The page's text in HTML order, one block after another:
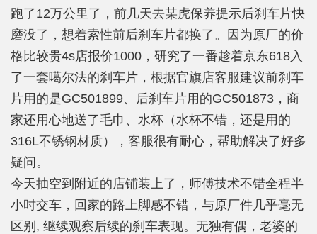
跑了12万公里了，前几天去某虎保养提示后刹车片快
磨没了，想着索性前后刹车片都换了。因为原厂的价
格比较贵4s店报价1000，研究了一番趁着京东618入
了一套噶尔法的刹车片，根据官旗店客服建议前刹车
片用的是GC501899、后刹车片用的GC501873，商
家还用心地送了毛巾、水杯（水杯不错，还是用的
316L不锈钢材质），客服很有耐心，帮助解决了好多
疑问。
今天抽空到附近的店铺装上了，师傅技术不错全程半
小时交车，回家的路上脚感不错，与原厂件几乎毫无
区别, 继续观察后续的刹车表现。无独有偶，老婆的